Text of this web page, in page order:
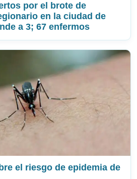
por el brote de
en la ciudad de
a 3; 67 enfermos
el riesgo de epidemia de